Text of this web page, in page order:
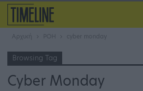
Αρχική ΡΟΗ cyber monday
Browsing Tag
Cyber Monday